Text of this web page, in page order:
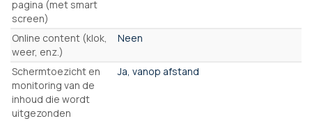
pagina (met smart
screen)
Online content (klok,
weer, enz.)
Neen
Schermtoezicht en
monitoring van de
inhoud die wordt
uitgezonden
Ja, vanop afstand